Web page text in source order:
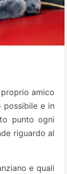
amico
possibile e in
punto ogni
riguardo al
e quali